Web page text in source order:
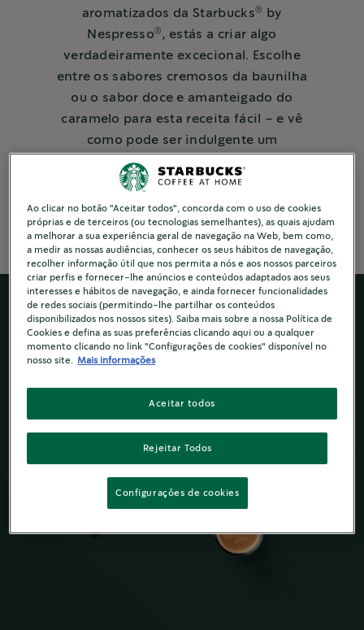
aromatizados da Starbucks®
by
Nespresso® , estás a criar algo
verdadeiramente excecional. Escolhe
entre os sabores cremosos da baunilha
ou o sabor doce e amanteigado do
caramelo para esta receita fácil – e vê
como pode ser indulgente um
momento de café da Starbucks
Ao clicar no botão "Aceitar todos", concorda com o uso de cookies
próprias e de terceiros (ou tecnologias semelhantes), as quais ajudam
a melhorar a sua experiência geral de navegação na Web, bem como,
a medir as nossas audiências, conhecer os seus hábitos de navegação,
recolher informação útil que nos permita a nós e aos nossos parceiros
criar perfis e fornecer-lhe anúncios e conteúdos adaptados aos seus
interesses e hábitos de navegação, e ainda fornecer funcionalidades
de redes sociais (permitindo-lhe partilhar os conteúdos
disponibilizados nos nossos sites). Saiba mais sobre a nossa Política de
Cookies e defina as suas preferências clicando aqui ou a qualquer
momento clicando no link "Configurações de cookies" disponível no
nosso site.
Mais informações
Rejeitar Todos
Aceitar todos
Configurações de cookies